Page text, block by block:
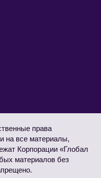
права
на все материалы,
Корпорации «Глобал
материалов без